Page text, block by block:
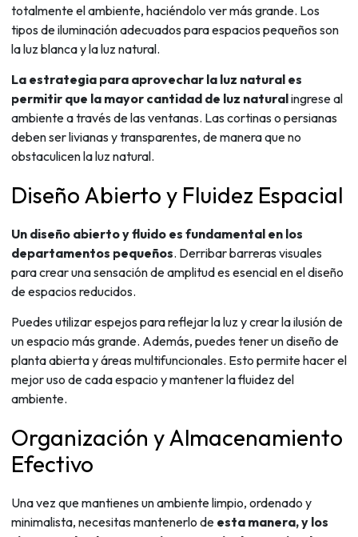
totalmente el ambiente, haciéndolo ver más grande. Los
tipos de iluminación adecuados para espacios pequeños son
la luz blanca y la luz natural.
La estrategia para aprovechar la luz natural es
permitir que la mayor cantidad de luz naturalingrese al
ambiente a través de las ventanas. Las cortinas o persianas
deben ser livianas y transparentes, de manera que no
obstaculicen la luz natural.
Diseño Abierto y Fluidez Espacial
Un diseño abierto y fluido es fundamental en los
departamentos pequeños. Derribar barreras visuales
para crear una sensación de amplitud es esencial en el diseño
de espacios reducidos.
Puedes utilizar espejos para reflejar la luz y crear la ilusión de
un espacio más grande. Además, puedes tener un diseño de
planta abierta y áreas multifuncionales. Esto permite hacer el
mejor uso de cada espacio y mantener la fluidez del
ambiente.
Organización y Almacenamiento
Efectivo
Una vez que mantienes un ambiente limpio, ordenado y
minimalista, necesitas mantenerlo de esta manera, y los